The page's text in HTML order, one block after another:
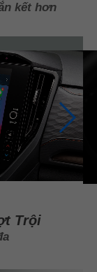
kết hơn
Trội